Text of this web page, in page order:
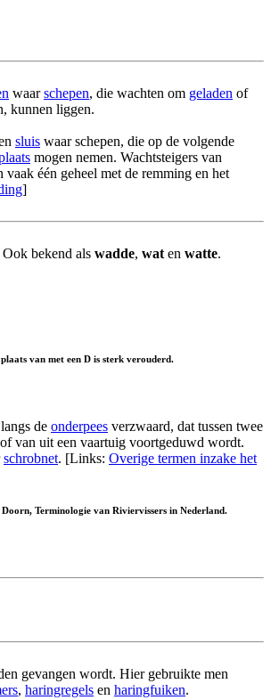
waarschepen, die wachten om geladen of
kunnen liggen.
sluis waar schepen, die op de volgende
mogen nemen. Wachtsteigers van
vaak één geheel met de remming en het
]
bekend als wadde, wat en watte.
van met een D is sterk verouderd.
de onderpees verzwaard, dat tussen twee
van uit een vaartuig voortgeduwd wordt.
schrobnet. [Links: Overige termen inzake het
Terminologie van Riviervissers in Nederland.
gevangen wordt. Hier gebruikte men
, haringregels en haringfuiken.